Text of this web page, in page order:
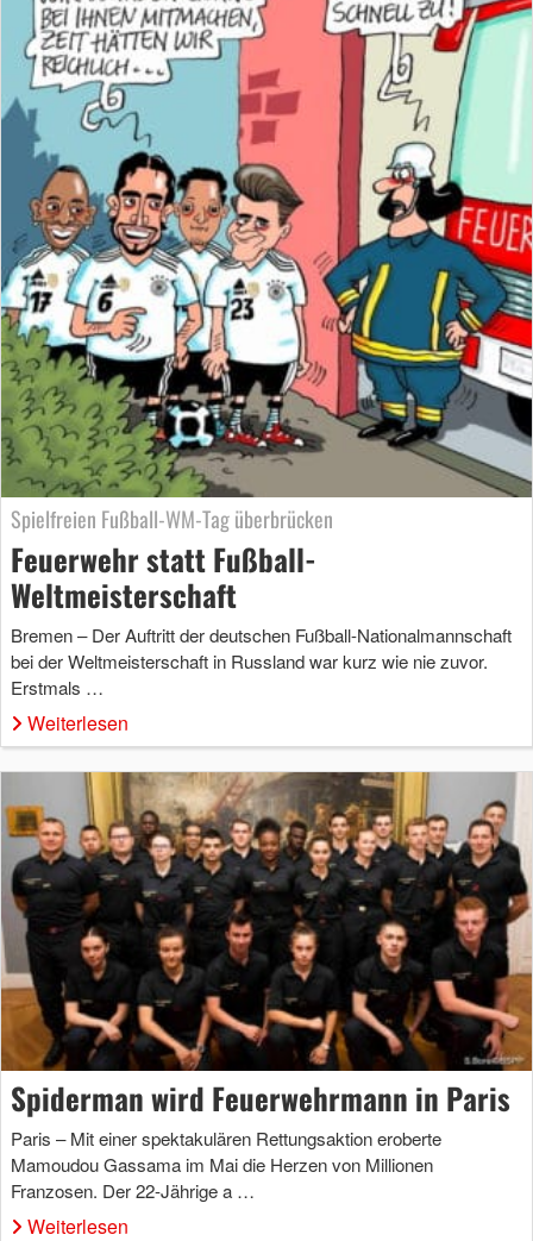
Spielfreien Fußball-WM-Tag überbrücken
Feuerwehr statt Fußball-
Weltmeisterschaft
Bremen – Der Auftritt der deutschen Fußball-Nationalmannschaft
bei der Weltmeisterschaft in Russland war kurz wie nie zuvor.
Erstmals …
Weiterlesen
Spiderman wird Feuerwehrmann in Paris
Paris – Mit einer spektakulären Rettungsaktion eroberte
Mamoudou Gassama im Mai die Herzen von Millionen
Franzosen. Der 22-Jährige a …
Weiterlesen